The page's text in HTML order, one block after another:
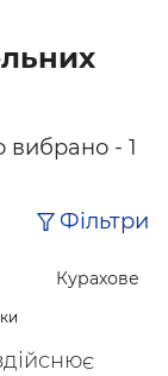
вибрано - 1
Фільтри
Курахове